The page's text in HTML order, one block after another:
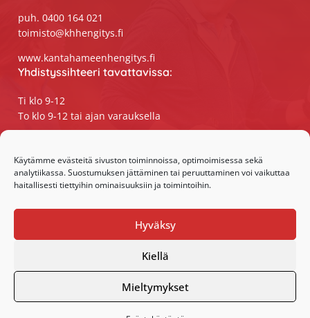
Käytämme evästeitä sivuston toiminnoissa, optimoimisessa sekä
analytiikassa. Suostumuksen jättäminen tai peruuttaminen voi vaikuttaa
haitallisesti tiettyihin ominaisuuksiin ja toimintoihin.
Hyväksy
Kiellä
Mieltymykset
puh. 0400 164 021
toimisto@khhengitys.fi
www.kantahameenhengitys.fi
Yhdistyssihteeri tavattavissa:
Ti klo 9-12
To klo 9-12 tai ajan varauksella
maanantaista perjantaihin klo 9-15
Instagram